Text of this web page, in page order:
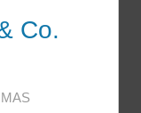
Co.